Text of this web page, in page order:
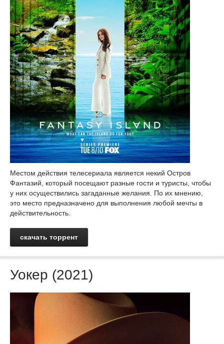
Местом действия телесериала является некий Остров
Фантазий, который посещают разные гости и туристы, чтобы
у них осуществились загаданные желания. По их мнению,
это место предназначено для выполнения любой мечты в
действительность.
скачать торрент
Уокер (2021)